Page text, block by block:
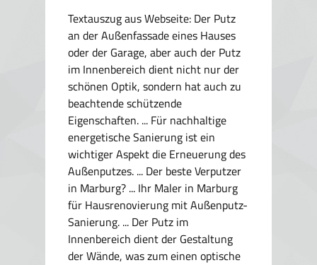
Textauszug aus Webseite: Der Putz
an der Außenfassade eines Hauses
oder der Garage, aber auch der Putz
im Innenbereich dient nicht nur der
schönen Optik, sondern hat auch zu
beachtende schützende
Eigenschaften. ... Für nachhaltige
energetische Sanierung ist ein
wichtiger Aspekt die Erneuerung des
Außenputzes. ... Der beste Verputzer
in Marburg? ... Ihr Maler in Marburg
für Hausrenovierung mit Außenputz-
Sanierung. ... Der Putz im
Innenbereich dient der Gestaltung
der Wände, was zum einen optische